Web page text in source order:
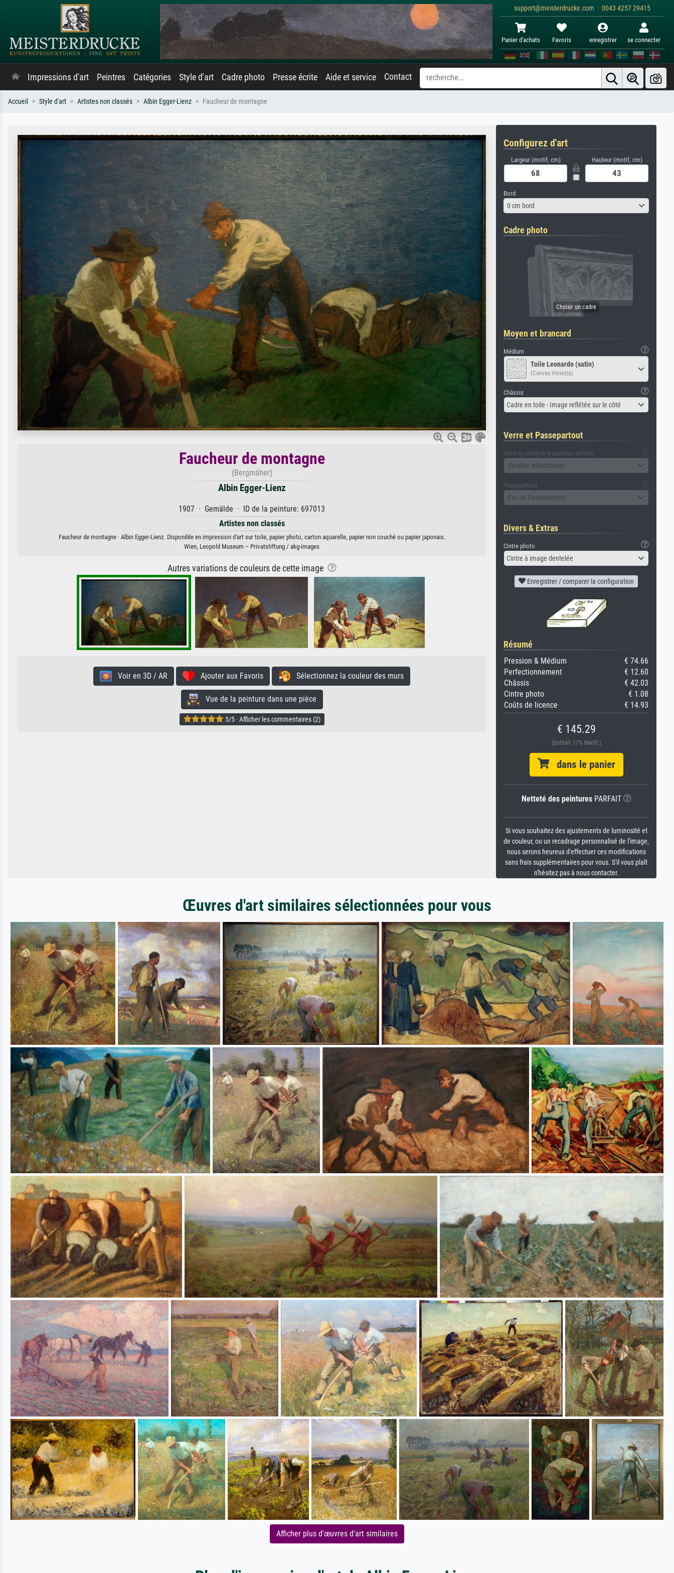
support@meisterdrucke.com · 0043 4257 29415
Panier d'achats Favoris enregistrer se connecter
Impressions d'art Peintres Catégories Style d'art Cadre photo Presse écrite Aide et service Contact
Accueil Style d'art Artistes non classés Albin Egger-Lienz Faucheur de montagne
Faucheur de montagne
(Bergmäher)
Albin Egger-Lienz
1907 · Gemälde · ID de la peinture: 697013
Artistes non classés
Faucheur de montagne · Albin Egger-Lienz. Disponible en impression d'art sur toile, papier photo, carton aquarelle, papier non couché ou papier japonais.
Wien, Leopold Museum – Privatstiftung / akg-images
Autres variations de couleurs de cette image
Voir en 3D / AR Ajouter aux Favoris Sélectionnez la couleur des murs
Vue de la peinture dans une pièce
5/5 · Afficher les commentaires (2)
Configurez d'art
Largeur (motif, cm) Hauteur (motif, cm)
Bord
0 cm bord
Cadre photo
Moyen et brancard
Médium
Toile Leonardo (satin)
(Canvas Venezia)
Châssis
Cadre en toile - Image reflétée sur le côté
Verre et Passepartout
verre (y compris le panneau arrière)
Veuillez sélectionner
Passepartout
Pas de Passepartout
Divers & Extras
Cintre photo
Cintre à image dentelée
Enregistrer / comparer la configuration
Résumé
Pression & Médium
€ 74.66
Perfectionnement
€ 12.60
Châssis
€ 42.03
Cintre photo
€ 1.08
Coûts de licence
€ 14.93
€ 145.29
(Enthält 17% MwSt.)
dans le panier
Netteté des peinturesPARFAIT
Si vous souhaitez des ajustements de luminosité et
de couleur, ou un recadrage personnalisé de l'image,
nous serons heureux d'effectuer ces modifications
sans frais supplémentaires pour vous. S'il vous plaît
n'hésitez pas à nous contacter.
Œuvres d'art similaires sélectionnées pour vous
Afficher plus d'œuvres d'art similaires